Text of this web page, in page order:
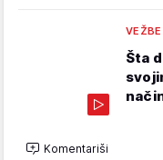
VEŽBE
Šta
Komentariši